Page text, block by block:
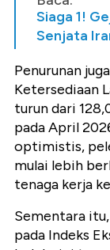
Siaga 1!
Senjata
Penurunan
Ketersediaan
turun dari
pada April
optimistis,
mulai lebih
tenaga kerja
Sementara
pada Indeks